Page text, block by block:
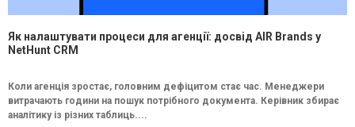
Як налаштувати процеси для агенції: досвід AIR Brands у
NetHunt CRM
Коли агенція зростає, головним дефіцитом стає час. Менеджери
витрачають години на пошук потрібного документа. Керівник збирає
аналітику із різних таблиць....